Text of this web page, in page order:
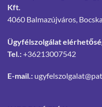
Kft.
4060 Balmazújváros,
Ügyfélszolgálat
Tel.:+36213007542
E-mail.: